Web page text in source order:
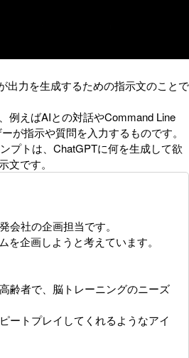
出力を生成するための指示文のことで
例えばAIとの対話やCommand Line
が指示や質問を入力するものです。
プトは、ChatGPTに何を生成して欲
文です。
会社の企画担当です。
を企画しようと考えています。
齢者で、脳トレーニングのニーズ
ートプレイしてくれるようなアイ